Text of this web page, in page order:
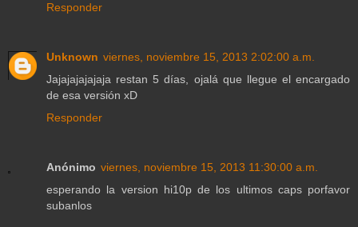
Responder
Unknown viernes, noviembre 15, 2013 2:02:00 a.m.
Jajajajajajaja restan 5 días, ojalá que llegue el encargado
de esa versión xD
Responder
Anónimo viernes, noviembre 15, 2013 11:30:00 a.m.
esperando la version hi10p de los ultimos caps porfavor
subanlos